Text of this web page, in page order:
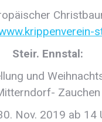
Steir. Ennstal:
und
Zauchen
Nov. 2019 ab 14